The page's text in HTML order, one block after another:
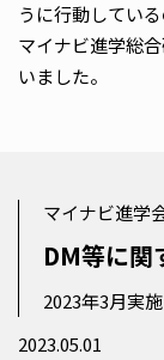
うに行動している
マイナビ進学総
いました。
マイナビ進学
DM等に関
2023年3月実
2023.05.01